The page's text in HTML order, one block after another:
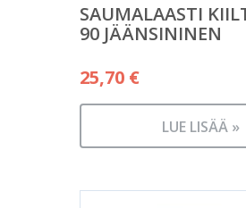
SAUMALAASTI
90 JÄÄNSININEN
25,70 €
LUE LISÄÄ »